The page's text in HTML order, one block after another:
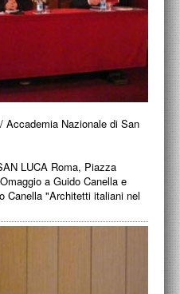
Nazionale di San
LUCA Roma, Piazza
a Guido Canella e
Canella "Architetti italiani nel